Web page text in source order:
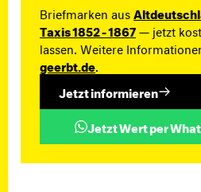
Briefmarken aus
Taxis 1852 - 1867— jetzt
lassen. Weitere
geerbt.de
Jetzt informieren
Jetzt Wert per